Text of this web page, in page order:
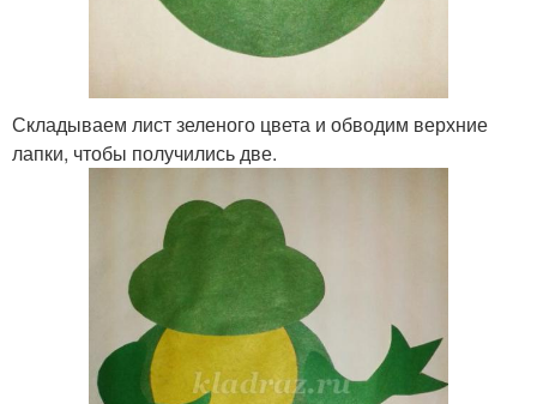
Складываем лист зеленого цвета и обводим верхние
лапки, чтобы получились две.